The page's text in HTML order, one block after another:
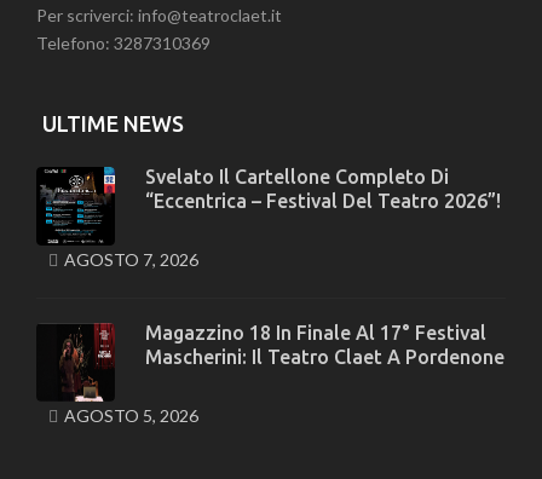
Per scriverci: info@teatroclaet.it
Telefono: 3287310369
ULTIME NEWS
Svelato Il Cartellone Completo Di
“Eccentrica – Festival Del Teatro 2026”!
AGOSTO 7, 2026
Magazzino 18 In Finale Al 17° Festival
Mascherini: Il Teatro Claet A Pordenone
AGOSTO 5, 2026